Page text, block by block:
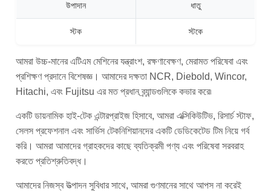
উপাদান ধাতু
স্টক স্টকে
আমরা উচ্চ-মানের এটিএম মেশিনের যন্ত্রাংশ, রক্ষণাবেক্ষণ, মেরামত পরিষেবা এবং
প্রশিক্ষণ প্রদানে বিশেষজ্ঞ। আমাদের দক্ষতা NCR, Diebold, Wincor,
Hitachi, এবং Fujitsu এর মত প্রধান ব্র্যান্ডগুলিকে কভার করে৷
একটি ডায়নামিক হাই-টেক এন্টারপ্রাইজ হিসাবে, আমরা এক্সিকিউটিভ, রিসার্চ স্টাফ,
সেলস প্রফেশনাল এবং সার্ভিস টেকনিশিয়ানদের একটি ডেডিকেটেড টিম নিয়ে গর্ব
করি। আমরা আমাদের গ্রাহকদের কাছে ব্যতিক্রমী পণ্য এবং পরিষেবা সরবরাহ
করতে প্রতিশ্রুতিবদ্ধ।
আমাদের নিজস্ব উত্পাদন সুবিধার সাথে, আমরা গুণমানের সাথে আপস না করেই